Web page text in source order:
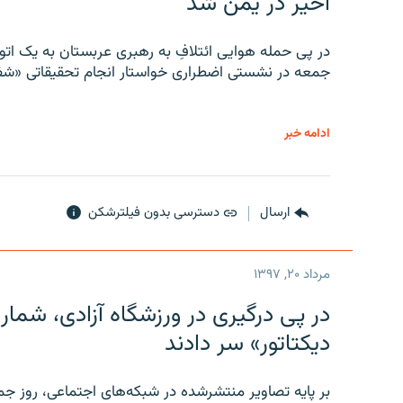
در پی حمله هوایی ائتلافِ به رهبری عربستان به یک
جمعه در نشستی اضطراری خواستار انجام تحقیقاتی
ادامه خبر
ارسال دسترسی بدون فیلترشکن
مرداد ۲۰, ۱۳۹۷
در پی درگیری در ورزشگاه آزادی،
دیکتاتور» سر دادند
بر پایه تصاویر منتشرشده در شبکه‌های اجتماعی، روز